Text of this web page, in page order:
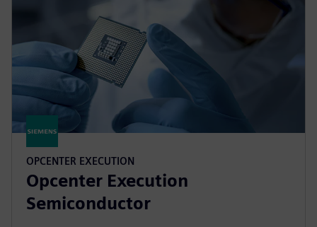
OPCENTER EXECUTION
Opcenter Execution
Semiconductor